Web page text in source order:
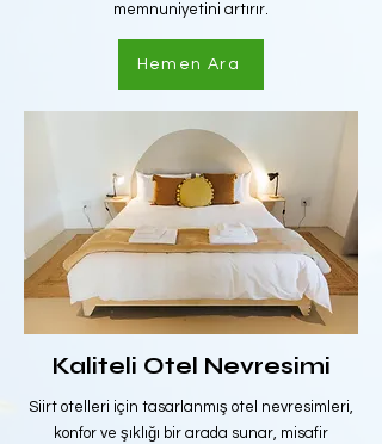
memnuniyetini artırır.
Hemen Ara
Kaliteli Otel Nevresimi
Siirt otelleri için tasarlanmış otel nevresimleri,
konfor ve şıklığı bir arada sunar, misafir